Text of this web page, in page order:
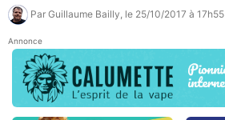
Par Guillaume Bailly , le 25/10/2017 à 17h55
Annonce